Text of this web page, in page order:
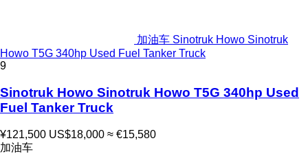
加油车 Sinotruk Howo Sinotruk
Howo T5G 340hp Used Fuel Tanker Truck
9
Sinotruk Howo Sinotruk Howo T5G 340hp Used
Fuel Tanker Truck
¥121,500 US$18,000 ≈ €15,580
加油车